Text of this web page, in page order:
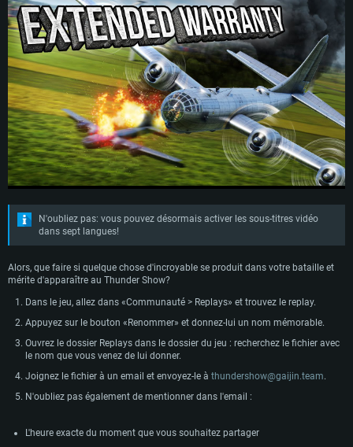
CONFIGURATION SYSTÈME REQUISE
Pour Linux
Minimum
Processeur: Dual-Core 2.2 GHz
Minimum
Processeur: Core i5, minimum 2.2GHz (Les processeurs Intel Xeon ne sont
Minimum
Processeur: Dual-Core 2.4 GHz
N'oubliez pas: vous pouvez désormais activer les sous-titres vidéo
dans sept langues!
Alors, que faire si quelque chose d'incroyable se produit dans votre bataille et
mérite d'apparaître au Thunder Show?
Dans le jeu, allez dans «Communauté > Replays» et trouvez le replay.
Appuyez sur le bouton «Renommer» et donnez-lui un nom mémorable.
Ouvrez le dossier Replays dans le dossier du jeu : recherchez le fichier avec
le nom que vous venez de lui donner.
Joignez le fichier à un email et envoyez-le à thundershow@gaijin.team.
N'oubliez pas également de mentionner dans l'email :
L'heure exacte du moment que vous souhaitez partager